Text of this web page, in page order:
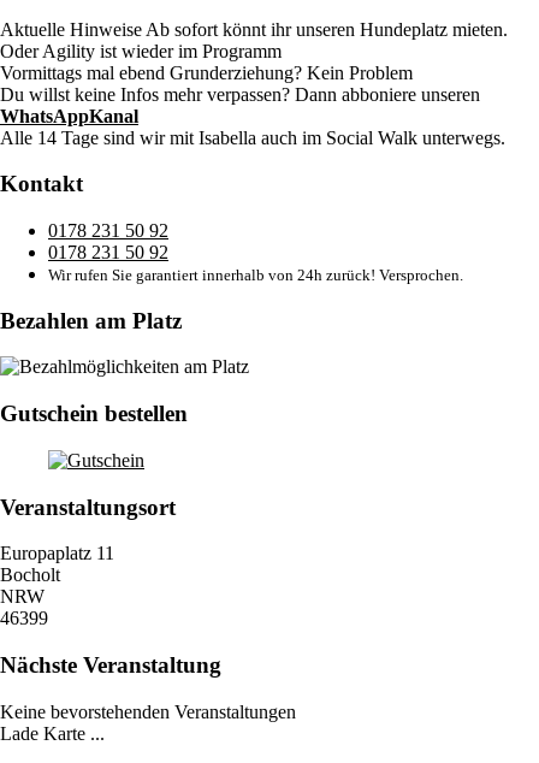
Aktuelle Hinweise Ab sofort könnt ihr unseren Hundeplatz mieten.
Oder Agility ist wieder im Programm
Vormittags mal ebend Grunderziehung? Kein Problem
Du willst keine Infos mehr verpassen? Dann abboniere unseren
WhatsAppKanal
Alle 14 Tage sind wir mit Isabella auch im Social Walk unterwegs.
Kontakt
0178 231 50 92
0178 231 50 92
Wir rufen Sie garantiert innerhalb von 24h zurück! Versprochen.
Bezahlen am Platz
Gutschein bestellen
Veranstaltungsort
Europaplatz 11
Bocholt
NRW
46399
Nächste Veranstaltung
Keine bevorstehenden Veranstaltungen
Lade Karte ...